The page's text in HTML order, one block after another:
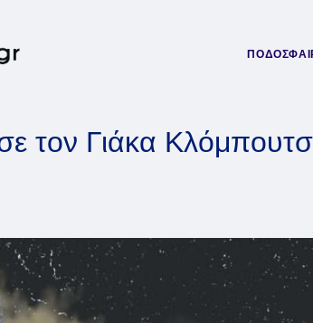
τον Γιάκα